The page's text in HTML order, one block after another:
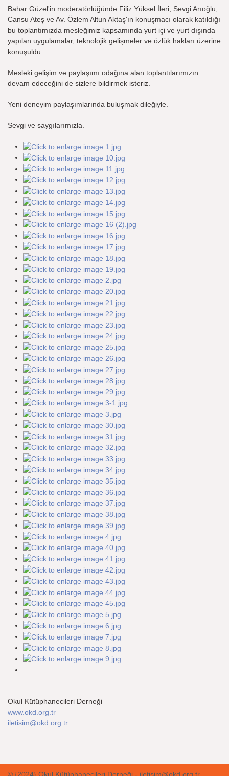
Bahar Güzel'in moderatörlüğünde Filiz Yüksel İleri, Sevgi Arıoğlu,
Cansu Ateş ve Av. Özlem Altun Aktaş'ın konuşmacı olarak katıldığı
bu toplantımızda mesleğimiz kapsamında yurt içi ve yurt dışında
yapılan uygulamalar, teknolojik gelişmeler ve özlük hakları üzerine
konuşuldu.
Mesleki gelişim ve paylaşımı odağına alan toplantılarımızın
devam edeceğini de sizlere bildirmek isteriz.
Yeni deneyim paylaşımlarında buluşmak dileğiyle.
Sevgi ve saygılarımızla.
Okul Kütüphanecileri Derneği
www.okd.org.tr
iletisim@okd.org.tr